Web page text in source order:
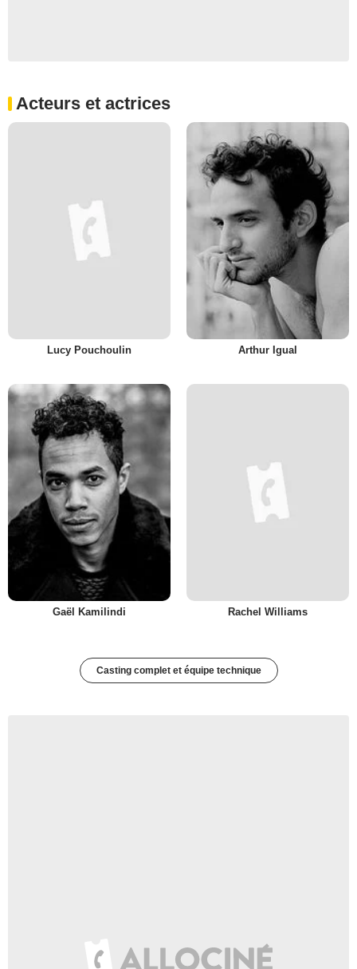
Acteurs et actrices
Lucy Pouchoulin Arthur Igual
Gaël Kamilindi Rachel Williams
Casting complet et équipe technique